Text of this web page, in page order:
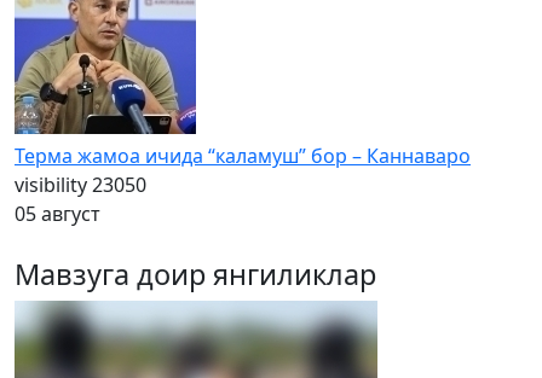
Терма жамоа ичида “каламуш” бор – Каннаваро
visibility23050
05 август
Мавзуга доир янгиликлар